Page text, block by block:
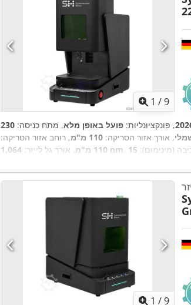
1 /9
, פונקציונליות: פועל באופן מלא, מתח כניסה:
, אורך אזור הסריקה: 110 מ"מ
, רוחב אזור הסריקה:
110 מ"מ
, אורך גל לייזר: 1,064 nm (מינימום):
1 /9